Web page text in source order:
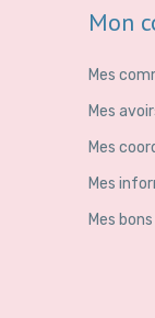
Mon
Mes
Mes
Mes
Mes
Mes